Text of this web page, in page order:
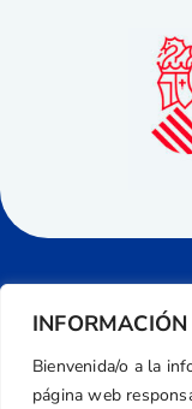
Bienvenida/o a la
página web